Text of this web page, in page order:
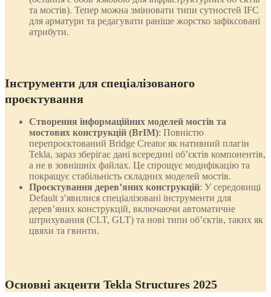
та мостів). Тепер можна змінювати типи сутностей IFC
для арматури та редагувати раніше жорстко зафіксовані
атрибути.
Інструменти для спеціалізованого
проєктування
Створення інформаційних моделей мостів та
мостових конструкцій (BrIM): Повністю
перепроєктований Bridge Creator як нативний плагін
Tekla, зараз зберігає дані всередині об’єктів компонентів,
а не в зовнішніх файлах. Це спрощує модифікацію та
покращує стабільність складних моделей мостів.
Проєктування дерев’яних конструкцій: У середовищі
Default з’явилися спеціалізовані інструменти для
дерев’яних конструкцій, включаючи автоматичне
штрихування (CLT, GLT) та нові типи об’єктів, таких як
цвяхи та гвинти.
Основні акценти Tekla Structures 2025